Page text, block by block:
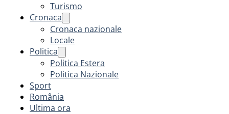
Turismo
Cronaca
Cronaca nazionale
Locale
Politica
Politica Estera
Politica Nazionale
Sport
România
Ultima ora